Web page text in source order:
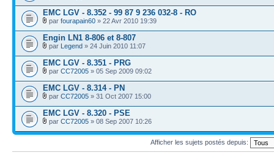
EMC LGV - 8.352 - 99 87 9 236 032-8 - RO
par fourapain60 » 22 Avr 2010 19:39
Engin LN1 8-806 et 8-807
par Legend » 24 Juin 2010 11:07
EMC LGV - 8.351 - PRG
par CC72005 » 05 Sep 2009 09:02
EMC LGV - 8.314 - PN
par CC72005 » 31 Oct 2007 15:00
EMC LGV - 8.320 - PSE
par CC72005 » 08 Sep 2007 10:26
Afficher les sujets postés depuis: